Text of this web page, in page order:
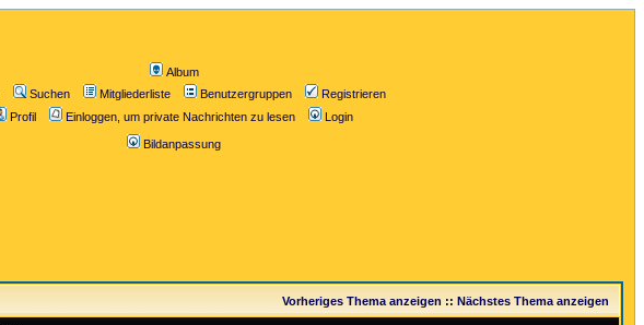
Album
Suchen Mitgliederliste Benutzergruppen
Registrieren
Profil
Einloggen, um private Nachrichten zu lesen Login
Bildanpassung
Vorheriges Thema anzeigen :: Nächstes Thema anzeigen